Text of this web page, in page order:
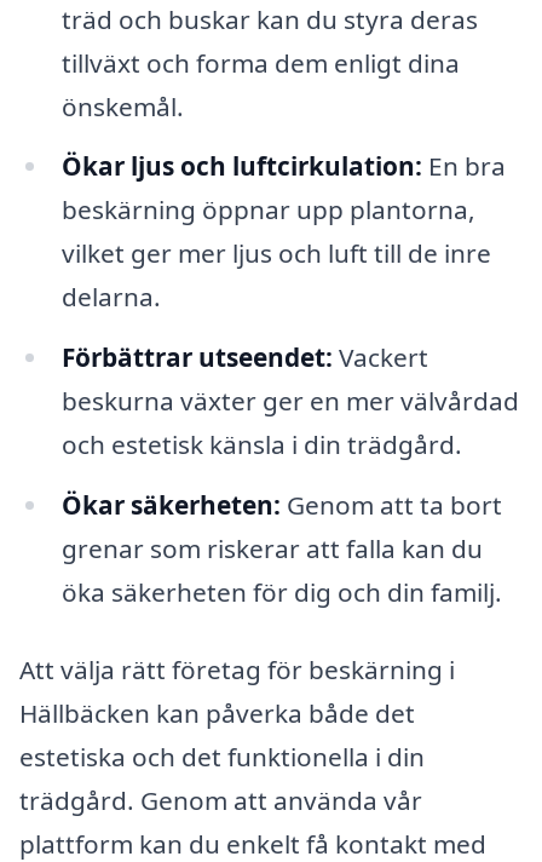
träd och buskar kan du styra deras
tillväxt och forma dem enligt dina
önskemål.
Ökar ljus och luftcirkulation: En bra
beskärning öppnar upp plantorna,
vilket ger mer ljus och luft till de inre
delarna.
Förbättrar utseendet: Vackert
beskurna växter ger en mer välvårdad
och estetisk känsla i din trädgård.
Ökar säkerheten: Genom att ta bort
grenar som riskerar att falla kan du
öka säkerheten för dig och din familj.
Att välja rätt företag för beskärning i
Hällbäcken kan påverka både det
estetiska och det funktionella i din
trädgård. Genom att använda vår
plattform kan du enkelt få kontakt med